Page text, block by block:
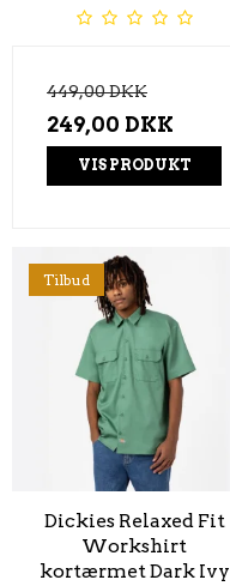
449,00 DKK
249,00 DKK
VIS PRODUKT
Tilbud
Dickies Relaxed Fit
Workshirt
kortærmet Dark Ivy